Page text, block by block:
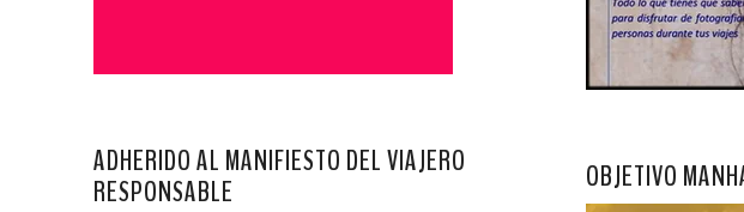
ADHERIDO AL MANIFIESTO DEL VIAJERO
RESPONSABLE
OBJETIVO